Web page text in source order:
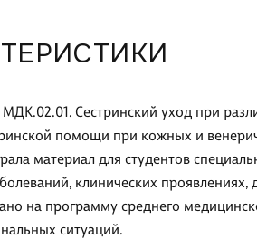
Сестринский уход при
помощи при кожных и
материал для студентов
клинических проявлениях,
на программу среднего
ситуаций.